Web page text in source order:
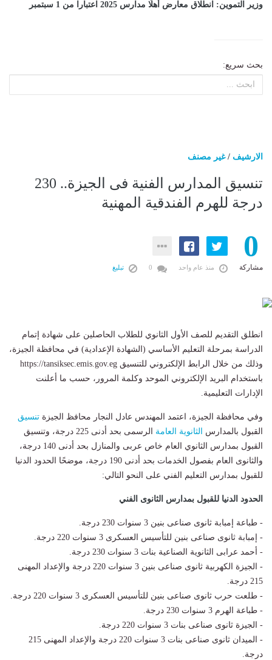
وزير التموين: انطلاق معارض أهلًا مدارس 2025 اعتبارا من 1 سبتمبر
بحث سريع:
الارشيف /غير مصنف
تنسيق المدارس الفنية فى الجيزة.. 230
درجة للهرم الفندقية المهنية
0
مشاركة منذ عام واحد تبليغ
انطلق التقديم للصف الأول الثانوي للطلاب الحاصلين على شهادة إتمام
الدراسة بمرحلة التعليم الأساسي (الشهادة الإعدادية) في محافظة الجيزة،
وذلك من خلال الرابط الإلكتروني للتنسيق https://tansiksec.emis.gov.eg
باستخدام البريد الإلكتروني الموحد وكلمة المرور، حسب ما أعلنت
الإدارات التعليمية.
وفي محافظة الجيزة، اعتمد المهندس عادل النجار محافظ الجيزة تنسيق
القبول بالمدارس
الثانوية العامة
الرسمى بحد أدنى 225 درجة، وتنسيق
القبول بمدارس الثانوي العام خاص عربى والمنازل بحد أدنى 140 درجة،
والثانوى العام بفصول الخدمات بحد أدنى 190 درجة، موضحًا الحدود الدنيا
للقبول بمدارس التعليم الفني على النحو التالي:
الحدود الدنيا للقبول بمدارس الثانوى الفني
- طباعة إمبابة ثانوى صناعى بنين 3 سنوات 230 درجة.
- إمبابة ثانوى صناعى بنين للتأسيس العسكرى 3 سنوات 220 درجة.
- أحمد عرابى الثانوية الصناعية بنات 3 سنوات 230 درجة.
- الجيزة الكهربية ثانوى صناعى بنين 3 سنوات 220 درجة والإعداد المهنى
215 درجة.
- طلعت حرب ثانوى صناعى بنين للتأسيس العسكرى 3 سنوات 220 درجة.
- طباعة الهرم 3 سنوات 230 درجة.
- الجيزة ثانوى صناعى بنات 3 سنوات 220 درجة.
- الميدان ثانوى صناعى بنات 3 سنوات 220 درجة والإعداد المهنى 215
درجة.